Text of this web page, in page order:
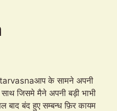
के सामने अपनी
जिसमे मैने अपनी बड़ी भाभी
बाद बंद हुए सम्बन्ध फ़िर कायम